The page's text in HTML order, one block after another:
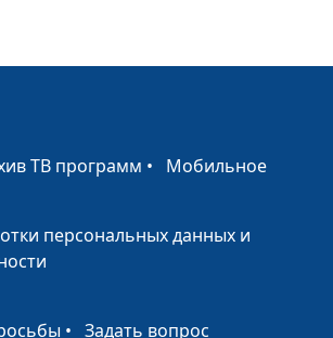
магистр богословия
ТВ программ • Мобильное
персональных данных и
• Задать вопрос